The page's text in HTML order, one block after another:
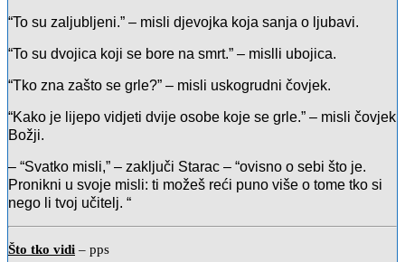
“To su zaljubljeni.” – misli djevojka koja sanja o ljubavi.
“To su dvojica koji se bore na smrt.” – mislli ubojica.
“Tko zna zašto se grle?” – misli uskogrudni čovjek.
“Kako je lijepo vidjeti dvije osobe koje se grle.” – misli čovjek
Božji.
– “Svatko misli,” – zaključi Starac – “ovisno o sebi što je.
Pronikni u svoje misli: ti možeš reći puno više o tome tko si
nego li tvoj učitelj. “
Što tko vidi – pps